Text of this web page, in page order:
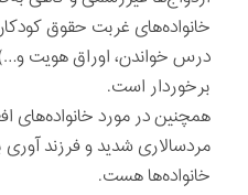
خانواده‌های غربت حقوق
درس خواندن، اوراق هویت و…)
برخوردار است.
همچنین در مورد خانواده‌های
مردسالاری شدید و فرزند
خانواده‌ها هست.